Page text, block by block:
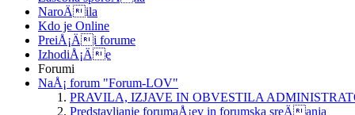
NaroÄila
Kdo je Online
PreiÅ¡Äi forume
IzhodiÅ¡Äe
Forumi
NaÅ¡ forum "Forum-LOV"
PRAVILA, IZJAVE IN OBVESTILA
Predstavljanje forumaÅ¡ev in forumska sreÄanja